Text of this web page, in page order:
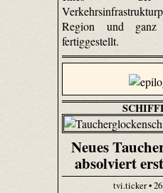
Region und ganz
fertiggestellt.
Neues
absolviert
tvi.ticker •